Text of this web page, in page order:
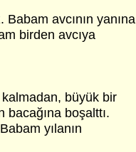
avcının yanına
birden avcıya
büyük bir
bacağına boşalttı.
yılanın